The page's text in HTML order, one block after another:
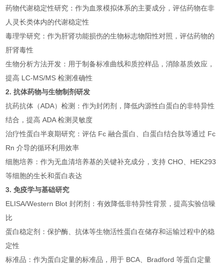
药物代谢稳定性研究：作为血浆模拟体系的主要成分，评估药物在非
人灵长类体内的代谢稳定性
毒理学研究：作为肝肾功能损伤的生物标志物阳性对照，评估药物的
肝肾毒性
生物分析方法开发：用于制备标准曲线和质控样品，消除基质效应，
提高 LC-MS/MS 检测准确性
2. 抗体药物与生物制剂研发
抗药抗体（ADA）检测：作为封闭剂，降低内源性白蛋白的非特异性
结合，提高 ADA 检测灵敏度
治疗性蛋白半衰期研究：评估 Fc 融合蛋白、白蛋白结合肽等通过 Fc
Rn 介导的循环利用效率
细胞培养：作为无血清培养基的关键补充成分，支持 CHO、HEK293
等细胞的生长和蛋白表达
3. 免疫学与基础研究
ELISA/Western Blot 封闭剂：有效降低非特异性背景，提高实验信噪
比
蛋白稳定剂：保护酶、抗体等生物活性蛋白在储存和运输过程中的稳
定性
标准品：作为蛋白定量的标准品，用于 BCA、Bradford 等蛋白定量